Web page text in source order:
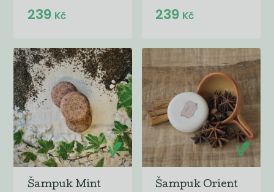
239 Kč 239 Kč
Šampuk Mint
Šampuk Orient